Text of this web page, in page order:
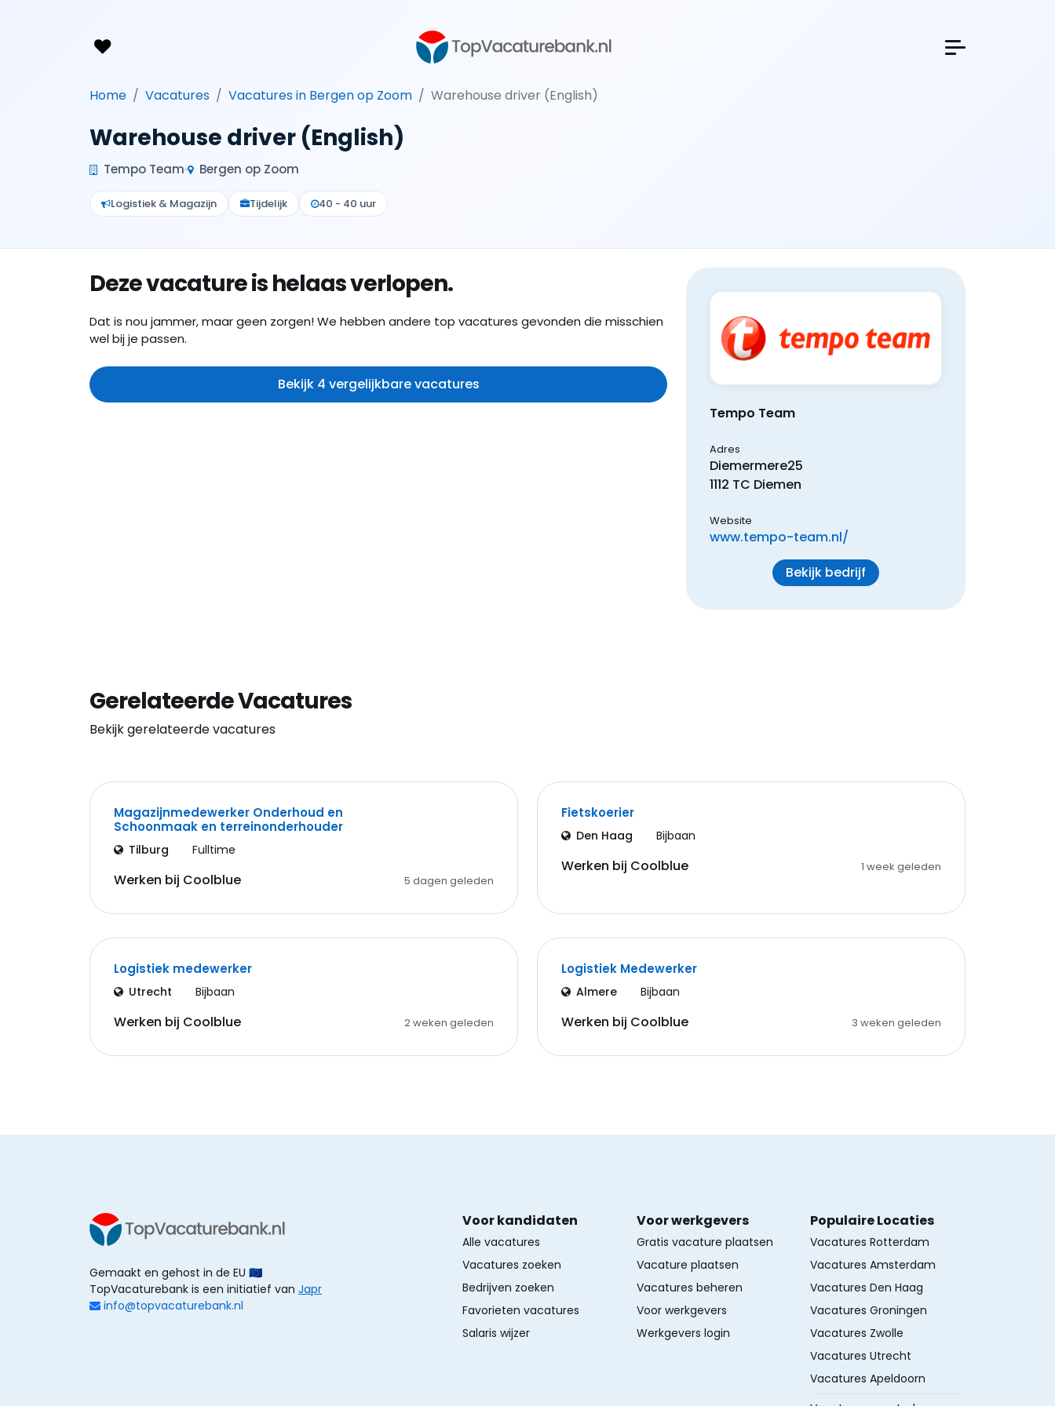
Home Vacatures Vacatures in Bergen op Zoom Warehouse driver (English)
Warehouse driver (English)
Tempo Team Bergen op Zoom
Logistiek & Magazijn Tijdelijk 40 - 40 uur
Deze vacature is helaas verlopen.
Dat is nou jammer, maar geen zorgen! We hebben andere top vacatures gevonden die misschien
wel bij je passen.
Bekijk 4 vergelijkbare vacatures
Tempo Team
Adres
Diemermere25
1112 TC Diemen
Website
www.tempo-team.nl/
Bekijk bedrijf
Gerelateerde Vacatures
Bekijk gerelateerde vacatures
Magazijnmedewerker Onderhoud en
Schoonmaak en terreinonderhouder
Tilburg Fulltime
Werken bij Coolblue 5 dagen geleden
Fietskoerier
Den Haag Bijbaan
Werken bij Coolblue 1 week geleden
Logistiek medewerker
Utrecht Bijbaan
Werken bij Coolblue 2 weken geleden
Logistiek Medewerker
Almere Bijbaan
Werken bij Coolblue 3 weken geleden
Gemaakt en gehost in de EU 🇪🇺
TopVacaturebank is een initiatief van Japr
info@topvacaturebank.nl
Voor kandidaten
Alle vacatures
Vacatures zoeken
Bedrijven zoeken
Favorieten vacatures
Salaris wijzer
Voor werkgevers
Gratis vacature plaatsen
Vacature plaatsen
Vacatures beheren
Voor werkgevers
Werkgevers login
Populaire Locaties
Vacatures Rotterdam
Vacatures Amsterdam
Vacatures Den Haag
Vacatures Groningen
Vacatures Zwolle
Vacatures Utrecht
Vacatures Apeldoorn